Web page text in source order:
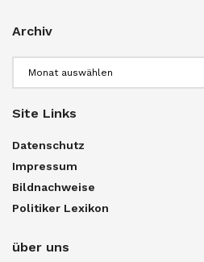
Archiv
Site Links
Datenschutz
Impressum
Bildnachweise
Politiker Lexikon
über uns